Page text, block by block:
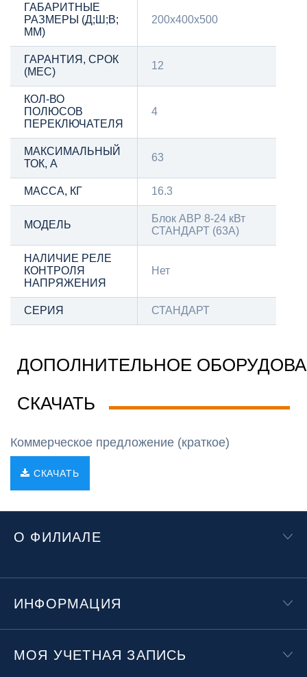
ГАБАРИТНЫЕ
РАЗМЕРЫ (Д;Ш;В;
ММ)
200х400х500
ГАРАНТИЯ, СРОК
(МЕС)
12
КОЛ-ВО
ПОЛЮСОВ
ПЕРЕКЛЮЧАТЕЛЯ
4
МАКСИМАЛЬНЫЙ
ТОК, А
63
МАССА, КГ 16.3
МОДЕЛЬ
Блок АВР 8-24 кВт
СТАНДАРТ (63А)
НАЛИЧИЕ РЕЛЕ
КОНТРОЛЯ
НАПРЯЖЕНИЯ
Нет
СЕРИЯ СТАНДАРТ
ДОПОЛНИТЕЛЬНОЕ
СКАЧАТЬ
Коммерческое предложение (краткое)
СКАЧАТЬ
О ФИЛИАЛЕ
ИНФОРМАЦИЯ
МОЯ УЧЕТНАЯ ЗАПИСЬ